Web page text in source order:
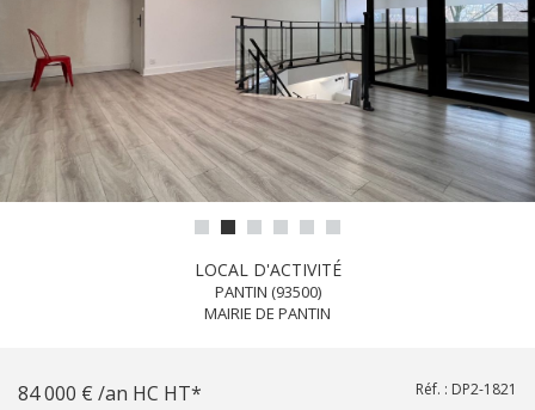
LOCAL D'ACTIVITÉ
PANTIN (93500)
MAIRIE DE PANTIN
84 000 € /an HC HT* Réf. : DP2-1821